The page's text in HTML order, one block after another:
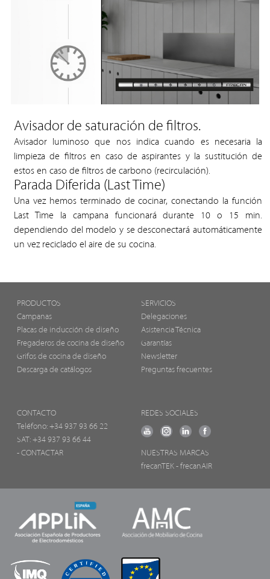
Avisador de saturación de filtros.
Avisador luminoso que nos indica cuando es necesaria la
limpieza de filtros en caso de aspirantes y la sustitución de
estos en caso de filtros de carbono (recirculación).
Parada Diferida (Last Time)
Una vez hemos terminado de cocinar, conectando la función
Last Time la campana funcionará durante 10 o 15 min.
dependiendo del modelo y se desconectará automáticamente
un vez reciclado el aire de su cocina.
PRODUCTOS
Campanas
Placas de inducción de diseño
Fregaderos de cocina de diseño
Grifos de cocina de diseño
Descarga de catálogos
SERVICIOS
Delegaciones
Asistencia Técnica
Garantías
Newsletter
Preguntas frecuentes
CONTACTO
Teléfono: +34 937 93 66 22
SAT: +34 937 93 66 44
- CONTACTAR
REDES SOCIALES
NUESTRAS MARCAS
frecanTEK - frecanAIR